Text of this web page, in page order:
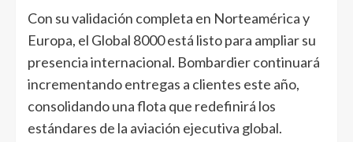
Con su validación completa en Norteamérica y
Europa, el Global 8000 está listo para ampliar su
presencia internacional. Bombardier continuará
incrementando entregas a clientes este año,
consolidando una flota que redefinirá los
estándares de la aviación ejecutiva global.